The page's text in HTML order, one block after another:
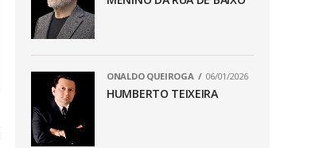
ONALDO QUEIROGA 06/01/2026
HUMBERTO TEIXEIRA